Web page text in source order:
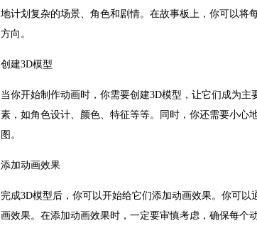
地计划复杂的场景、角色和剧情。在故事板上，你可以将
方向。
创建3D模型
当你开始制作动画时，你需要创建3D模型，让它们成为
素，如角色设计、颜色、特征等等。同时，你还需要小心
图。
添加动画效果
完成3D模型后，你可以开始给它们添加动画效果。你可
画效果。在添加动画效果时，一定要审慎考虑，确保每个